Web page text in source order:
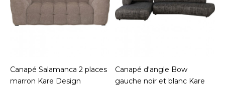
Canapé Salamanca 2 places
marron Kare Design
Canapé d'angle Bow
gauche noir et blanc Kare